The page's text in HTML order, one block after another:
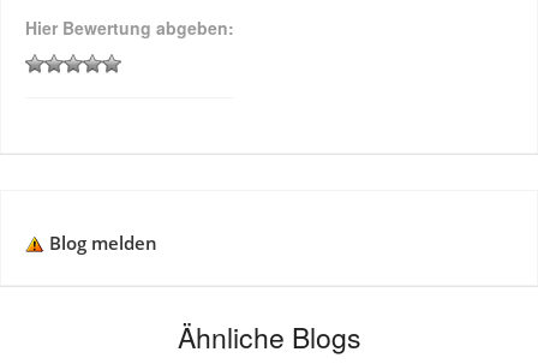
Hier Bewertung abgeben:
Blog melden
Ähnliche Blogs